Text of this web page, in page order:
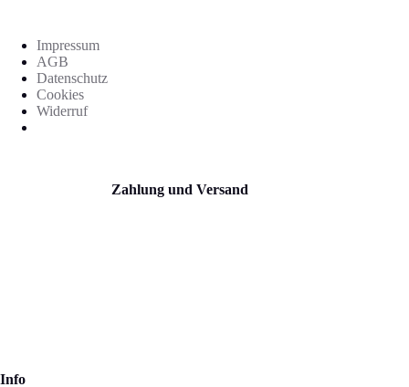
Impressum
AGB
Datenschutz
Cookies
Widerruf
Zahlung und Versand
Info